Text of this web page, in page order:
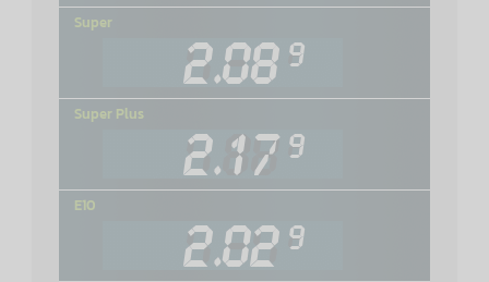
Super
Super Plus
E10